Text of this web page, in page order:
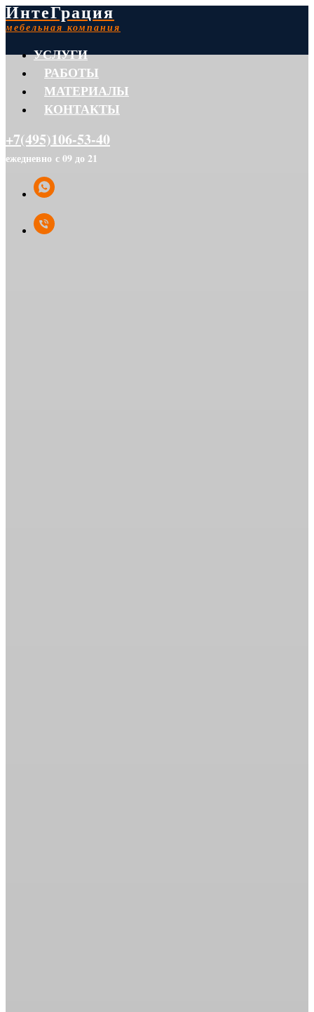
ИнтеГрация
мебельная компания
УСЛУГИ
РАБОТЫ
МАТЕРИАЛЫ
КОНТАКТЫ
+7(495)106-53-40
ежедневно с 09 до 21